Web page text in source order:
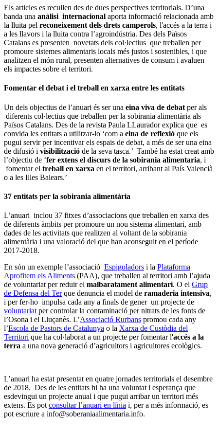
Els articles es recullen des de dues perspectives territorials. D’una
banda una anàlisi internacional aporta informació relacionada amb
la lluita pel reconeixement dels drets camperols, l'accés a la terra i
a les llavors i la lluita contra l’agroindústria. Des dels Països
Catalans es presenten novetats dels col·lectius que treballen per
promoure sistemes alimentaris locals més justos i sostenibles, i que
analitzen el món rural, presenten alternatives de consum i avaluen
els impactes sobre el territori.
Fomentar el debat i el treball en xarxa entre les entitats
Un dels objectius de l’anuari és ser una eina viva de debat per als
diferents col·lectius que treballen per la sobirania alimentària als
Països Catalans. Des de la revista Paula LLaurador explica que es
convida les entitats a utilitzar-lo ‘com a eina de reflexió que els
pugui servir per incentivar els espais de debat, a més de ser una eina
de difusió i visibilització de la seva tasca.’ També ha estat creat amb
l’objectiu de ‘fer extens el discurs de la sobirania alimentaria, i
fomentar el treball en xarxa en el territori, arribant al País Valencià
o a les Illes Balears.’
37 entitats per la sobirania alimentària
L’anuari inclou 37 fitxes d’associacions que treballen en xarxa des
de diferents àmbits per promoure un nou sistema alimentari, amb
dades de les activitats que realitzen al voltant de la sobirania
alimentària i una valoració del que han aconseguit en el període
2017-2018.
En són un exemple l’associació Espigoladors i la Plataforma
Aprofitem els Aliments (PAA), que treballen al territori amb l’ajuda
de voluntariat per reduir el malbaratament alimentari. O el Grup
de Defensa del Terque denuncia el model de ramaderia intensiva,
i per fer-ho impulsa cada any a finals de gener un projecte de
voluntariat per controlar la contaminació per nitrats de les fonts de
l’Osona i el Lluçanès. L’Associació Rurbans promou cada any
l’Escola de Pastors de Catalunya o la Xarxa de Custòdia del
Territori que ha col·laborat a un projecte per fomentar l'accés a la
terra a una nova generació d’agricultors i agricultores ecològics.
L’anuari ha estat presentat en quatre jornades territorials el desembre
de 2018. Des de les entitats hi ha una voluntat i esperança que
esdevingui un projecte anual i que pugui arribar un territori més
extens. Es pot consultar l’anuari en línia i, per a més informació, es
pot escriure a info@soberaniaalimentaria.info.